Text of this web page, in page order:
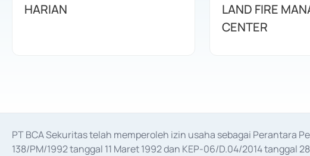
HARIAN
LAND FIRE
CENTER
PT BCA Sekuritas telah memperoleh izin usaha sebagai Perantara
138/PM/1992 tanggal 11 Maret 1992 dan KEP-06/D.04/2014 tanggal